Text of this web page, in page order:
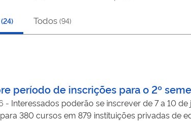
(24) Todos (94)
período de inscrições para o 2º
- Interessados poderão se inscrever de 7 a 10
380 cursos em 879 instituições privadas de